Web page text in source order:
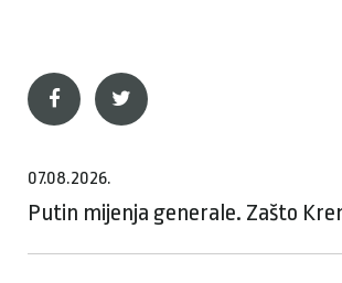
07.08.2026.
Putin mijenja generale. Zašto